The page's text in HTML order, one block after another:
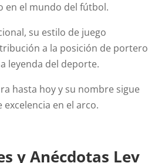
en el mundo del fútbol.
su estilo de juego
a la posición de portero
leyenda del deporte.
hasta hoy y su nombre sigue
en el arco.
y Anécdotas Lev